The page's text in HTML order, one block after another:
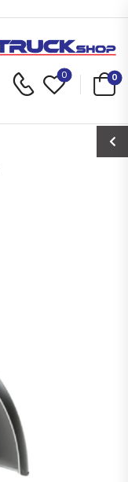
0 0